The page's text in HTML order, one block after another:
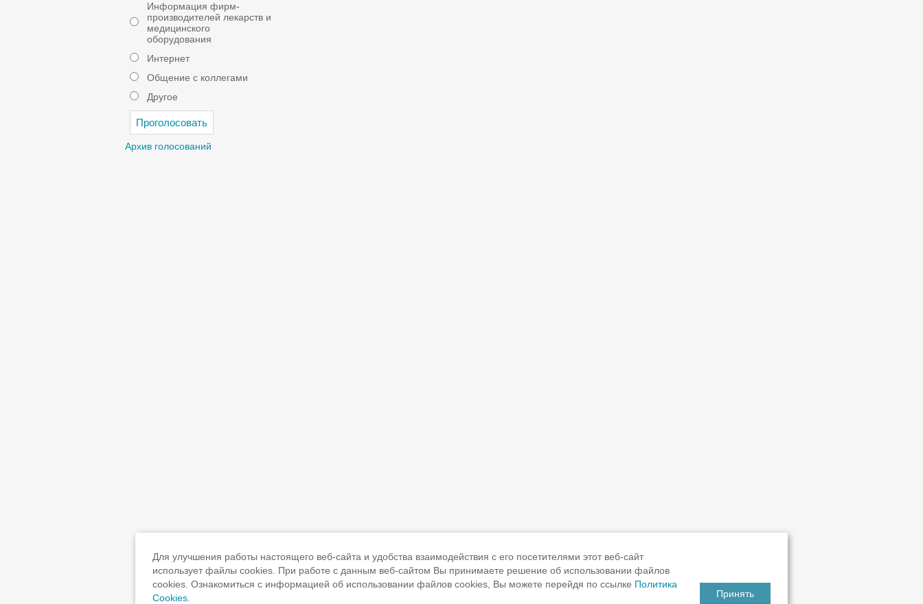
Информация фирм-
производителей лекарств и
медицинского
оборудования
Интернет
Общение с коллегами
Другое
Архив голосований
Для улучшения работы настоящего веб-сайта и удобства взаимодействия с его посетителями этот веб-сайт
использует файлы cookies. При работе с данным веб-сайтом Вы принимаете решение об использовании файлов
cookies. Ознакомиться с информацией об использовании файлов cookies, Вы можете перейдя по ссылке Политика
Cookies
Принять